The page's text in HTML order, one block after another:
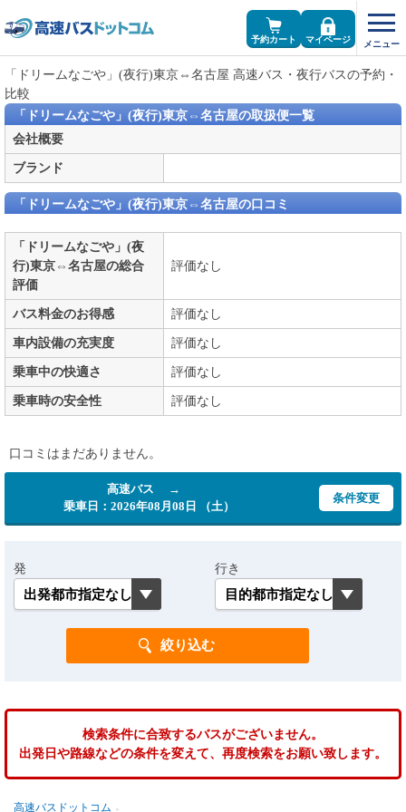
予約カート マイページ
「ドリームなごや」(夜行)東京⇔名古屋 高速バス・夜行バスの予約・
比較
「ドリームなごや」(夜行)東京⇔名古屋の取扱便一覧
会社概要
ブランド
「ドリームなごや」(夜行)東京⇔名古屋の口コミ
「ドリームなごや」(夜
行)東京⇔名古屋の総合
評価
評価なし
バス料金のお得感 評価なし
車内設備の充実度 評価なし
乗車中の快適さ 評価なし
乗車時の安全性 評価なし
口コミはまだありません。
高速バス →
乗車日：2026年08月08日 （土）
条件変更
発 行き
検索条件に合致するバスがございません。
出発日や路線などの条件を変えて、再度検索をお願い致します。
高速バスドットコム